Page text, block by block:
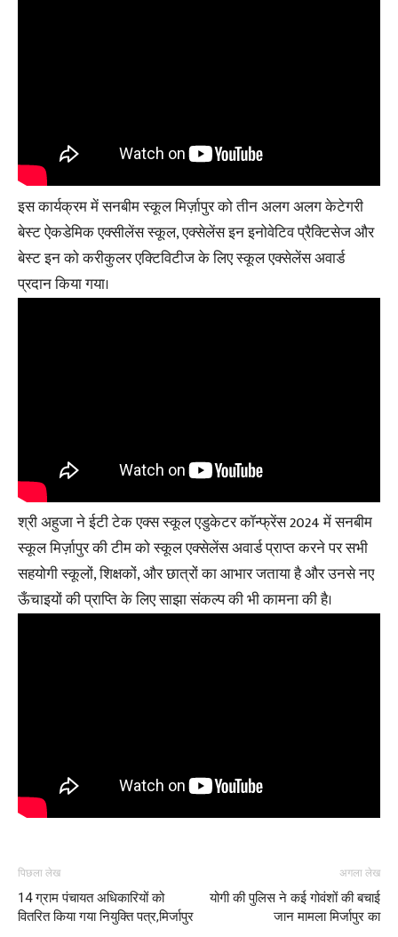
इस कार्यक्रम में सनबीम स्कूल मिर्ज़ापुर को तीन अलग अलग केटेगरी
बेस्ट ऐकडेमिक एक्सीलेंस स्कूल, एक्सेलेंस इन इनोवेटिव प्रैक्टिसेज और
बेस्ट इन को करीकुलर एक्टिविटीज के लिए स्कूल एक्सेलेंस अवार्ड
प्रदान किया गया।
श्री अहुजा ने ईटी टेक एक्स स्कूल एडुकेटर कॉन्फ्रेंस 2024 में सनबीम
स्कूल मिर्ज़ापुर की टीम को स्कूल एक्सेलेंस अवार्ड प्राप्त करने पर सभी
सहयोगी स्कूलों, शिक्षकों, और छात्रों का आभार जताया है और उनसे नए
ऊँचाइयों की प्राप्ति के लिए साझा संकल्प की भी कामना की है।
पिछला लेख
14 ग्राम पंचायत अधिकारियों को
वितरित किया गया नियुक्ति पत्र,मिर्जापुर
अगला लेख
योगी की पुलिस ने कई गोवंशों की बचाई
जान मामला मिर्जापुर का